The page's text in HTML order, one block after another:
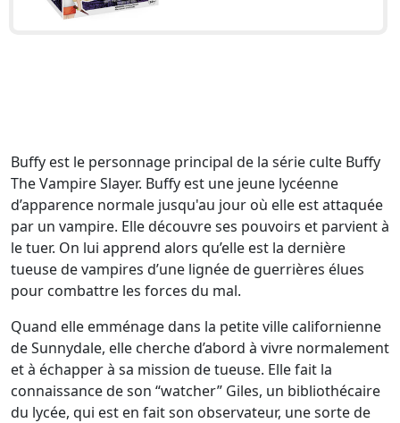
Buffy est le personnage principal de la série culte Buffy
The Vampire Slayer. Buffy est une jeune lycéenne
d’apparence normale jusqu'au jour où elle est attaquée
par un vampire. Elle découvre ses pouvoirs et parvient à
le tuer. On lui apprend alors qu’elle est la dernière
tueuse de vampires d’une lignée de guerrières élues
pour combattre les forces du mal.
Quand elle emménage dans la petite ville californienne
de Sunnydale, elle cherche d’abord à vivre normalement
et à échapper à sa mission de tueuse. Elle fait la
connaissance de son “watcher” Giles, un bibliothécaire
du lycée, qui est en fait son observateur, une sorte de